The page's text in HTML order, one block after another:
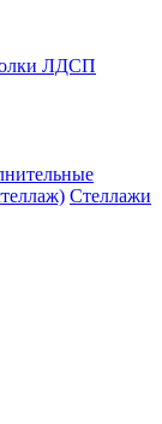
ЛДСП
Стеллажи